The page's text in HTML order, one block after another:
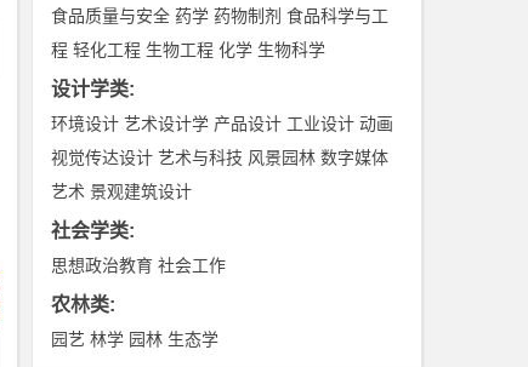
食品质量与安全 药学 药物制剂 食品科学与工
程 轻化工程 生物工程 化学 生物科学
设计学类:
环境设计 艺术设计学 产品设计 工业设计 动画
视觉传达设计 艺术与科技 风景园林 数字媒体
艺术 景观建筑设计
社会学类:
思想政治教育 社会工作
农林类:
园艺 林学 园林 生态学